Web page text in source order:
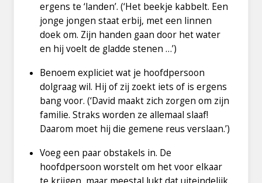
ergens te ‘landen’. (‘Het beekje kabbelt. Een
jonge jongen staat erbij, met een linnen
doek om. Zijn handen gaan door het water
en hij voelt de gladde stenen …’)
Benoem expliciet wat je hoofdpersoon
dolgraag wil. Hij of zij zoekt iets of is ergens
bang voor. (‘David maakt zich zorgen om zijn
familie. Straks worden ze allemaal slaaf!
Daarom moet hij die gemene reus verslaan.’)
Voeg een paar obstakels in. De
hoofdpersoon worstelt om het voor elkaar